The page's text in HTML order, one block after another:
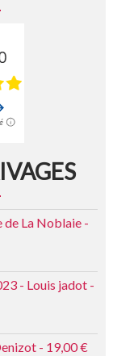
de La Noblaie -
- Louis jadot -
- 19,00 €